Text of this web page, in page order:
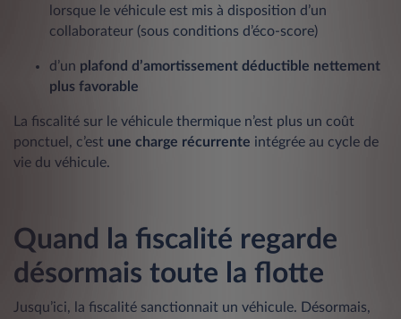
lorsque le véhicule est mis à disposition d’un
collaborateur (sous conditions d’éco-score)
d’un plafond d’amortissement déductible nettement
plus favorable
La fiscalité sur le véhicule thermique n’est plus un coût
ponctuel, c’est une charge récurrente intégrée au cycle de
vie du véhicule.
Quand la fiscalité regarde
désormais toute la flotte
Jusqu’ici, la fiscalité sanctionnait un véhicule. Désormais,